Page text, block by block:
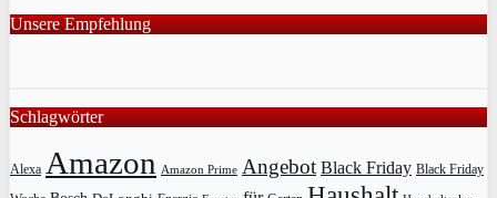
Unsere Empfehlung
Schlagwörter
Alexa Amazon Amazon Prime Angebot Black Friday Black Friday